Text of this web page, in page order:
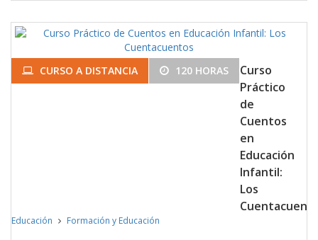
CURSO A DISTANCIA 120 HORAS
Curso
Práctico
de
Cuentos
en
Educación
Infantil:
Los
Educación Formación y Educación